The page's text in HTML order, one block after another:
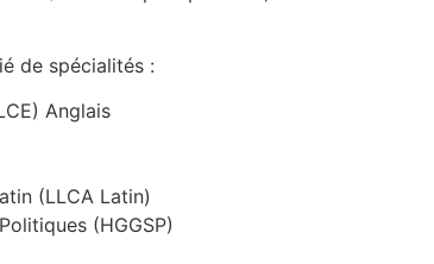
de spécialités :
Anglais
(LLCA Latin)
(HGGSP)